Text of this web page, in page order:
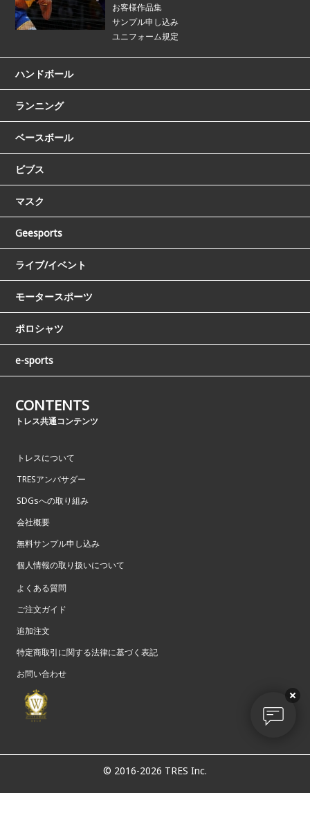
お客様作品集
サンプル申し込み
ユニフォーム規定
ハンドボール
ランニング
ベースボール
ビブス
マスク
Geesports
ライブ/イベント
モータースポーツ
ポロシャツ
e-sports
CONTENTS
トレス共通コンテンツ
トレスについて
TRESアンバサダー
SDGsへの取り組み
会社概要
無料サンプル申し込み
個人情報の取り扱いについて
よくある質問
ご注文ガイド
追加注文
特定商取引に関する法律に基づく表記
お問い合わせ
© 2016-2026 TRES Inc.